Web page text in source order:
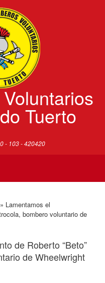
Tuerto
- 103 - 420420
» Lamentamos el
bombero voluntario de
de Roberto “Beto”
de Wheelwright